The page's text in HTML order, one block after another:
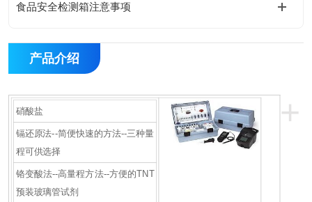
食品安全检测箱注意事项
产品介绍
+
硝酸盐
镉还原法--简便快速的方法--三种量
程可供选择
铬变酸法--高量程方法--方便的TNT
预装玻璃管试剂